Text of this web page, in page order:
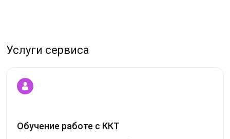
Услуги сервиса
Обучение работе с ККТ